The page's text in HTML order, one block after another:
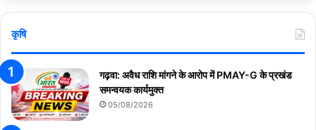
कृषि
गढ़वा: अवैध राशि मांगने के आरोप में PMAY-G के प्रखंड
समन्वयक कार्यमुक्त
05/08/2026